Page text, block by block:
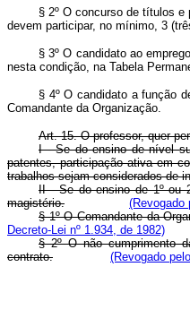
§ 2º O concurso de títulos
devem participar, no mínimo, 3
§ 3º O candidato ao
nesta condição, na Tabela
§ 4º O candidato a função
Comandante da Organização.
Art. 15. O professor, quer
I - Se do ensino de nível
patentes, participação ativa em
trabalhos sejam considerados de
II - Se do ensino de 1º ou
magistério.
(Revogado
§ 1º O Comandante da
Decreto-Lei nº 1.934, de 1982)
§ 2º O não cumprimento
contrato.
(Revogado